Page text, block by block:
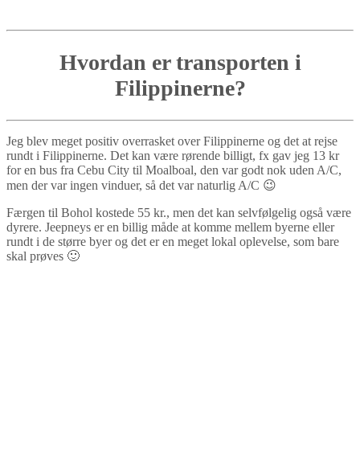
Hvordan er transporten i
Filippinerne?
Jeg blev meget positiv overrasket over Filippinerne og det at rejse
rundt i Filippinerne. Det kan være rørende billigt, fx gav jeg 13 kr
for en bus fra Cebu City til Moalboal, den var godt nok uden A/C,
men der var ingen vinduer, så det var naturlig A/C 😉
Færgen til Bohol kostede 55 kr., men det kan selvfølgelig også være
dyrere. Jeepneys er en billig måde at komme mellem byerne eller
rundt i de større byer og det er en meget lokal oplevelse, som bare
skal prøves 🙂